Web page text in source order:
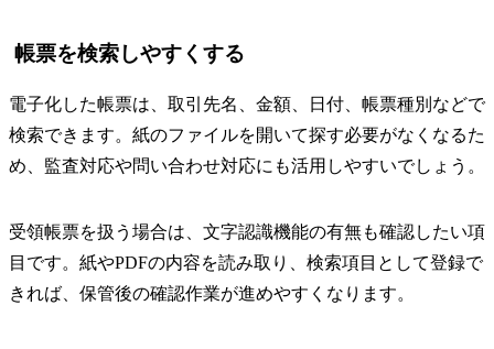
帳票を検索しやすくする
電子化した帳票は、取引先名、金額、日付、帳票種別などで
検索できます。紙のファイルを開いて探す必要がなくなるた
め、監査対応や問い合わせ対応にも活用しやすいでしょう。
受領帳票を扱う場合は、文字認識機能の有無も確認したい項
目です。紙やPDFの内容を読み取り、検索項目として登録で
きれば、保管後の確認作業が進めやすくなります。